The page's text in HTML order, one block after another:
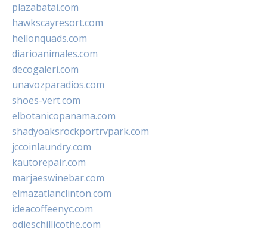
plazabatai.com
hawkscayresort.com
hellonquads.com
diarioanimales.com
decogaleri.com
unavozparadios.com
shoes-vert.com
elbotanicopanama.com
shadyoaksrockportrvpark.com
jccoinlaundry.com
kautorepair.com
marjaeswinebar.com
elmazatlanclinton.com
ideacoffeenyc.com
odieschillicothe.com